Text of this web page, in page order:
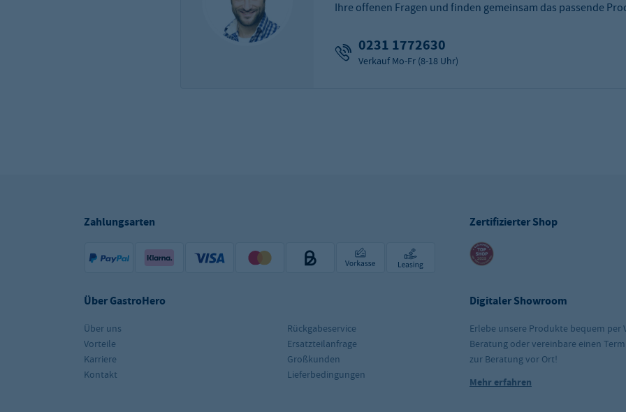
Ihre offenen Fragen und finden gemeinsam das passende
0231 1772630
Verkauf Mo-Fr (8-18 Uhr)
Zahlungsarten Zertifizierter Shop
Über GastroHero
Über uns
Vorteile
Karriere
Kontakt
Rückgabeservice
Ersatzteilanfrage
Großkunden
Lieferbedingungen
Digitaler Showroom
Erlebe unsere Produkte bequem per
Beratung oder vereinbare einen
zur Beratung vor Ort!
Mehr erfahren